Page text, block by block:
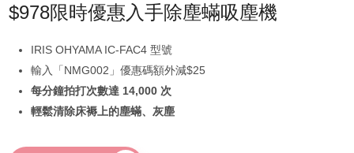
$978限時優惠入手除塵蟎吸塵機
IRIS OHYAMA IC-FAC4 型號
輸入「NMG002」優惠碼額外減$25
每分鐘拍打次數達 14,000 次
輕鬆清除床褥上的塵蟎、灰塵